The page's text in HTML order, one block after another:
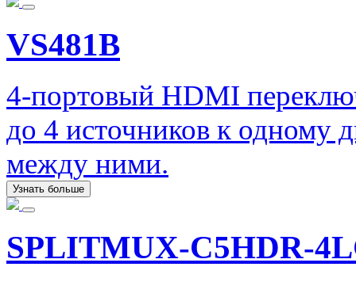
VS481B
4-портовый HDMI
до 4 источников к одному
между ними.
Узнать больше
SPLITMUX-C5HDR-